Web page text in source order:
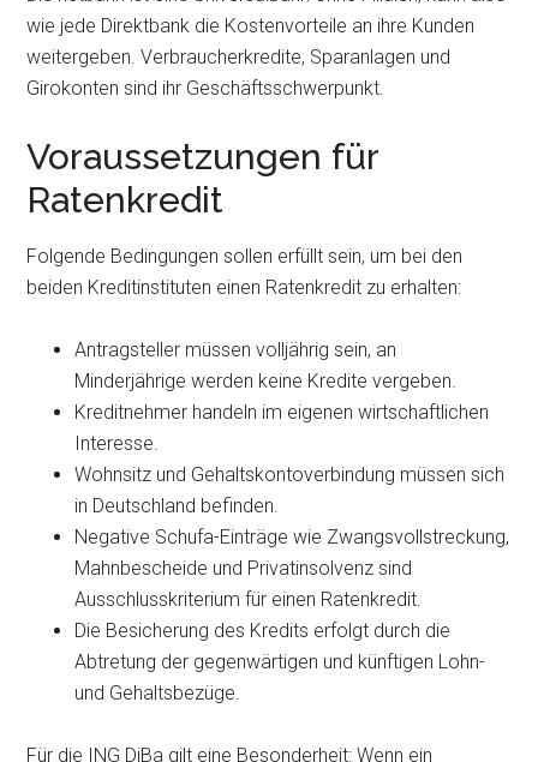
wie jede Direktbank die Kostenvorteile an ihre Kunden
weitergeben. Verbraucherkredite, Sparanlagen und
Girokonten sind ihr Geschäftsschwerpunkt.
Voraussetzungen für
Ratenkredit
Folgende Bedingungen sollen erfüllt sein, um bei den
beiden Kreditinstituten einen Ratenkredit zu erhalten:
Antragsteller müssen volljährig sein, an
Minderjährige werden keine Kredite vergeben.
Kreditnehmer handeln im eigenen wirtschaftlichen
Interesse.
Wohnsitz und Gehaltskontoverbindung müssen sich
in Deutschland befinden.
Negative Schufa-Einträge wie Zwangsvollstreckung,
Mahnbescheide und Privatinsolvenz sind
Ausschlusskriterium für einen Ratenkredit.
Die Besicherung des Kredits erfolgt durch die
Abtretung der gegenwärtigen und künftigen Lohn-
und Gehaltsbezüge.
Für die ING DiBa gilt eine Besonderheit: Wenn ein